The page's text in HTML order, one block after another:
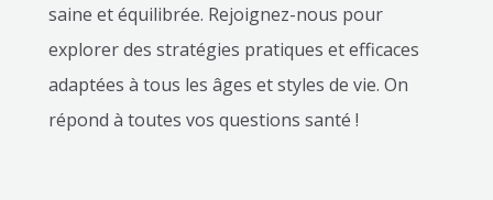
saine et équilibrée. Rejoignez-nous pour
explorer des stratégies pratiques et efficaces
adaptées à tous les âges et styles de vie. On
répond à toutes vos questions santé !